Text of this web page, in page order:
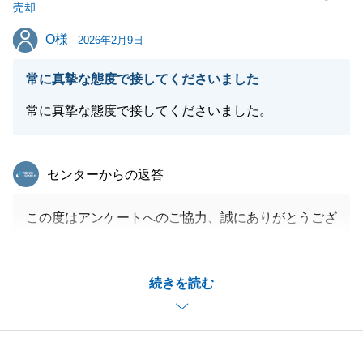
売却
O様
O様 2026年2月9日
常に真摯な態度で接してくださいました
常に真摯な態度で接してくださいました。
続きを読む
東急リバブル
センターからの返答
この度はアンケートへのご協力、誠にありがとうござ
き締まる思いであると同時に、嬉しく思います。
不動産の売買は、法的な手続きや大きなお金が動く非
常にデリケートなものです。だからこそ、私は常にお